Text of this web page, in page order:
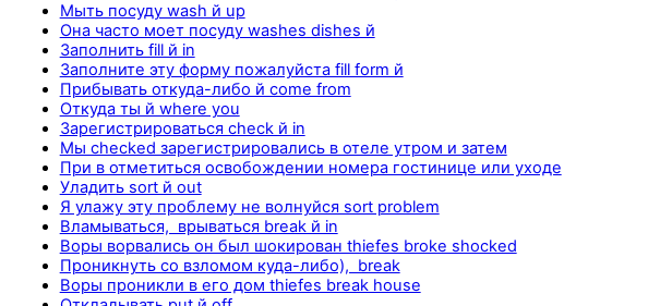
Мыть посуду wash й up
Она часто моет посуду washes dishes й
Заполнить fill й in
Заполните эту форму пожалуйста fill form й
Прибывать откуда-либо й come from
Откуда ты й where you
Зарегистрироваться check й in
Мы checked зарегистрировались в отеле утром и затем
При в отметиться освобождении номера гостинице или уходе
Уладить sort й out
Я улажу эту проблему не волнуйся sort problem
Вламываться, врываться break й in
Воры ворвались он был шокирован thiefes broke shocked
Проникнуть со взломом куда-либо), break
Воры проникли в его дом thiefes break house